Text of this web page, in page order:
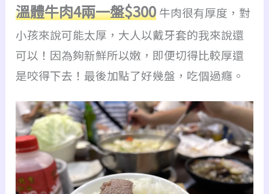
溫體牛肉4兩一盤$300 牛肉很有厚度，對
小孩來說可能太厚，大人以戴牙套的我來說還
可以！因為夠新鮮所以嫩，即便切得比較厚還
是咬得下去！最後加點了好幾盤，吃個過癮。